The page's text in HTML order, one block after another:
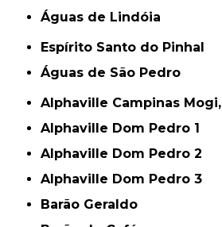
Águas de Lindóia
Espírito Santo do Pinhal
Águas de São Pedro
Alphaville Campinas Mogi,
Alphaville Dom Pedro 1
Alphaville Dom Pedro 2
Alphaville Dom Pedro 3
Barão Geraldo